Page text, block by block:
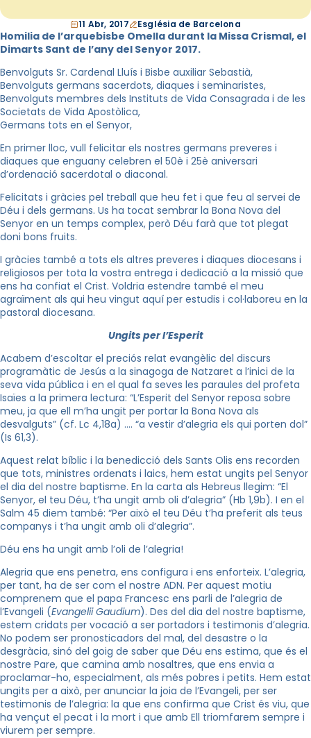
11 Abr, 2017 Església de Barcelona
Homilia de l’arquebisbe Omella durant la Missa Crismal, el
Dimarts Sant de l’any del Senyor 2017.
Benvolguts Sr. Cardenal Lluís i Bisbe auxiliar Sebastià,
Benvolguts germans sacerdots, diaques i seminaristes,
Benvolguts membres dels Instituts de Vida Consagrada i de les
Societats de Vida Apostòlica,
Germans tots en el Senyor,
En primer lloc, vull felicitar els nostres germans preveres i
diaques que enguany celebren el 50è i 25è aniversari
d’ordenació sacerdotal o diaconal.
Felicitats i gràcies pel treball que heu fet i que feu al servei de
Déu i dels germans. Us ha tocat sembrar la Bona Nova del
Senyor en un temps complex, però Déu farà que tot plegat
doni bons fruits.
I gràcies també a tots els altres preveres i diaques diocesans i
religiosos per tota la vostra entrega i dedicació a la missió que
ens ha confiat el Crist. Voldria estendre també el meu
agraïment als qui heu vingut aquí per estudis i col·laboreu en la
pastoral diocesana.
Ungits per l’Esperit
Acabem d’escoltar el preciós relat evangèlic del discurs
programàtic de Jesús a la sinagoga de Natzaret a l’inici de la
seva vida pública i en el qual fa seves les paraules del profeta
Isaïes a la primera lectura: “L’Esperit del Senyor reposa sobre
meu, ja que ell m’ha ungit per portar la Bona Nova als
desvalguts” (cf. Lc 4,18a) …. “a vestir d’alegria els qui porten dol”
(Is 61,3).
Aquest relat bíblic i la benedicció dels Sants Olis ens recorden
que tots, ministres ordenats i laics, hem estat ungits pel Senyor
el dia del nostre baptisme. En la carta als Hebreus llegim: “El
Senyor, el teu Déu, t’ha ungit amb oli d’alegria” (Hb 1,9b). I en el
Salm 45 diem també: “Per això el teu Déu t’ha preferit als teus
companys i t’ha ungit amb oli d’alegria”.
Déu ens ha ungit amb l’oli de l’alegria!
Alegria que ens penetra, ens configura i ens enforteix. L’alegria,
per tant, ha de ser com el nostre ADN. Per aquest motiu
comprenem que el papa Francesc ens parli de l’alegria de
l’Evangeli (Evangelii Gaudium). Des del dia del nostre baptisme,
estem cridats per vocació a ser portadors i testimonis d’alegria.
No podem ser pronosticadors del mal, del desastre o la
desgràcia, sinó del goig de saber que Déu ens estima, que és el
nostre Pare, que camina amb nosaltres, que ens envia a
proclamar-ho, especialment, als més pobres i petits. Hem estat
ungits per a això, per anunciar la joia de l’Evangeli, per ser
testimonis de l’alegria: la que ens confirma que Crist és viu, que
ha vençut el pecat i la mort i que amb Ell triomfarem sempre i
viurem per sempre.